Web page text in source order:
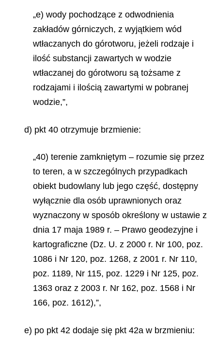
„e) wody pochodzące z odwodnienia
zakładów górniczych, z wyjątkiem wód
wtłaczanych do górotworu, jeżeli rodzaje i
ilość substancji zawartych w wodzie
wtłaczanej do górotworu są tożsame z
rodzajami i ilością zawartymi w pobranej
wodzie,”,
d) pkt 40 otrzymuje brzmienie:
„40) terenie zamkniętym – rozumie się przez
to teren, a w szczególnych przypadkach
obiekt budowlany lub jego część, dostępny
wyłącznie dla osób uprawnionych oraz
wyznaczony w sposób określony w ustawie z
dnia 17 maja 1989 r. – Prawo geodezyjne i
kartograficzne (Dz. U. z 2000 r. Nr 100, poz.
1086 i Nr 120, poz. 1268, z 2001 r. Nr 110,
poz. 1189, Nr 115, poz. 1229 i Nr 125, poz.
1363 oraz z 2003 r. Nr 162, poz. 1568 i Nr
166, poz. 1612),”,
e) po pkt 42 dodaje się pkt 42a w brzmieniu: